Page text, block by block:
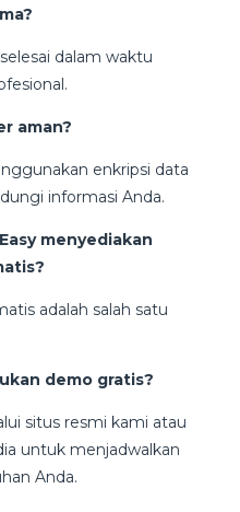
dalam waktu
aman?
enkripsi data
informasi Anda.
menyediakan
adalah salah satu
demo gratis?
situs resmi kami atau
untuk menjadwalkan
Anda.